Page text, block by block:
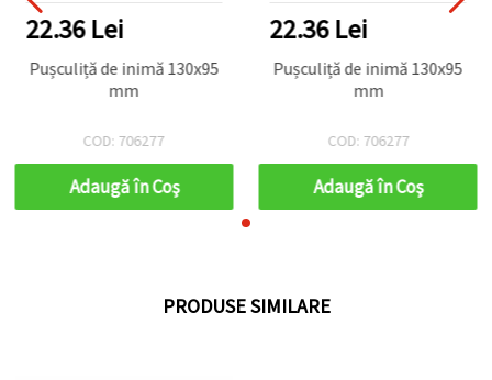
22.36 Lei
Pușculiță de inimă 130x95
mm
COD: 706277
Adaugă în Coş
22.36 Lei
Pușculiță de inimă 130x95
mm
COD: 706277
Adaugă în Coş
PRODUSE SIMILARE